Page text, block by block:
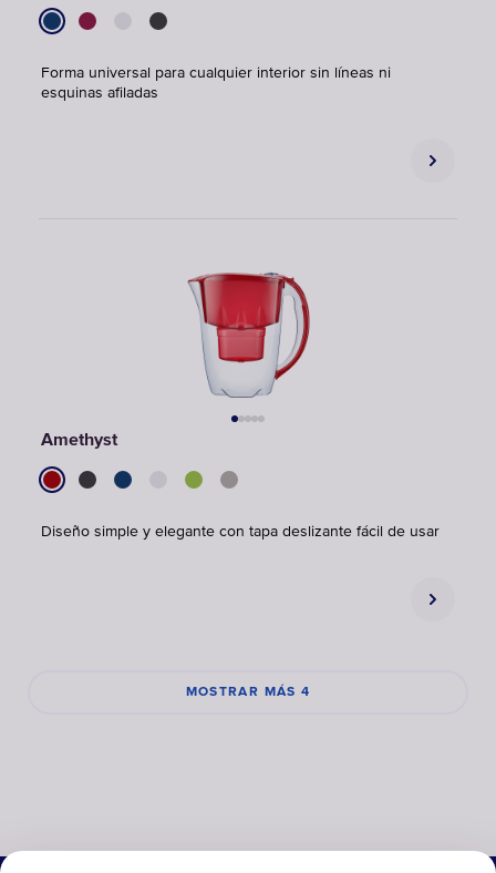
Forma universal para cualquier interior sin líneas ni
esquinas afiladas
Amethyst
Diseño simple y elegante con tapa deslizante fácil de usar
MOSTRAR MÁS 4